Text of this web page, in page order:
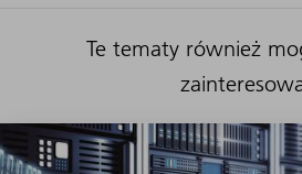
Te tematy również